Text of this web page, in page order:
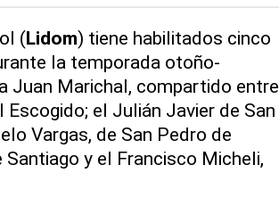
(Lidom) tiene habilitados cinco
la temporada otoño-
Juan Marichal, compartido entre
el Julián Javier de San
Vargas, de San Pedro de
y el Francisco Micheli,